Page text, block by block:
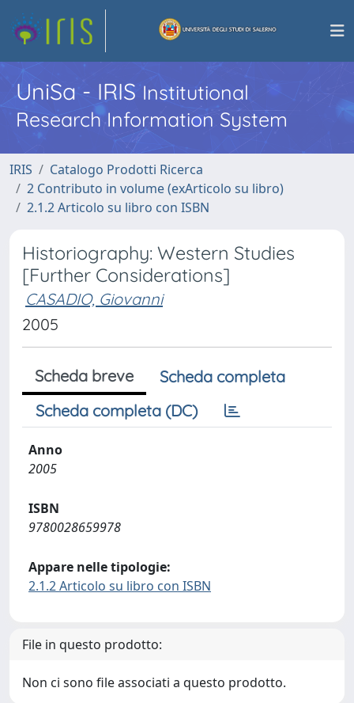
UniSa - IRISInstitutional
Research Information System
IRIS
Catalogo Prodotti Ricerca
2 Contributo in volume (exArticolo su libro)
2.1.2 Articolo su libro con ISBN
Historiography: Western Studies
[Further Considerations]
CASADIO, Giovanni
2005
Scheda breve
Scheda completa
Scheda completa (DC)
Anno
2005
ISBN
9780028659978
Appare nelle tipologie:
2.1.2 Articolo su libro con ISBN
File in questo prodotto:
Non ci sono file associati a questo prodotto.